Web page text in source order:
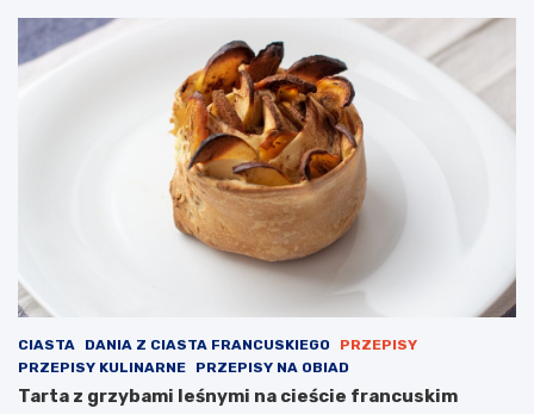
CIASTA DANIA Z CIASTA FRANCUSKIEGO
PRZEPISY
PRZEPISY KULINARNE
PRZEPISY NA OBIAD
Tarta z grzybami leśnymi na cieście francuskim